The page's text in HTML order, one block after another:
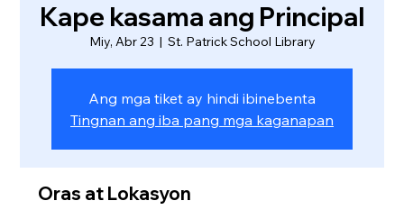
Kape kasama ang Principal
Miy, Abr 23
  |
St. Patrick School Library
Ang mga tiket ay hindi ibinebenta
Tingnan ang iba pang mga kaganapan
Oras at Lokasyon